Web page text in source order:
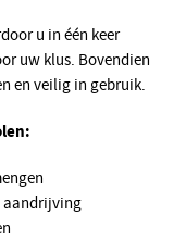
u in één keer
uw klus. Bovendien
en veilig in gebruik.
aandrijving